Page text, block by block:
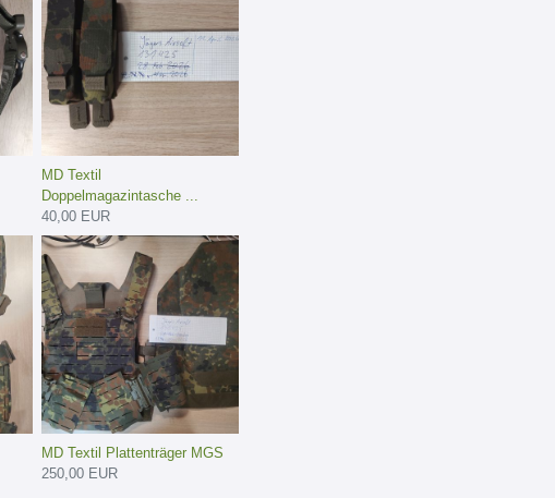
MD Textil
Doppelmagazintasche ...
40,00 EUR
MD Textil Plattenträger MGS
250,00 EUR